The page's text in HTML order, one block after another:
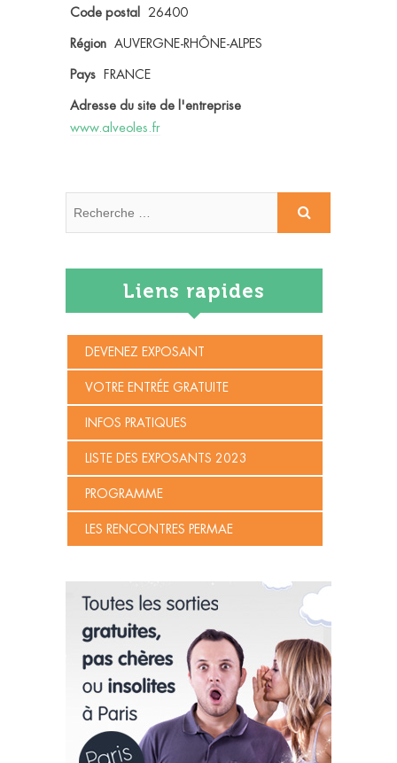
Code postal 26400
Région AUVERGNE-RHÔNE-ALPES
Pays FRANCE
Adresse du site de l'entreprise
www.alveoles.fr
Recherche
Liens rapides
DEVENEZ EXPOSANT
VOTRE ENTRÉE GRATUITE
INFOS PRATIQUES
LISTE DES EXPOSANTS 2023
PROGRAMME
LES RENCONTRES PERMAE